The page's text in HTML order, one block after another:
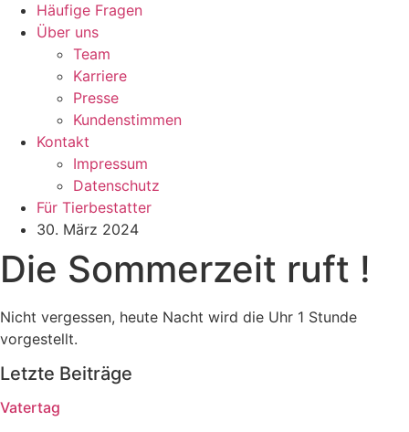
Häufige Fragen
Über uns
Team
Karriere
Presse
Kundenstimmen
Kontakt
Impressum
Datenschutz
Für Tierbestatter
30. März 2024
Die Sommerzeit ruft !
Nicht vergessen, heute Nacht wird die Uhr 1 Stunde
vorgestellt.
Letzte Beiträge
Vatertag